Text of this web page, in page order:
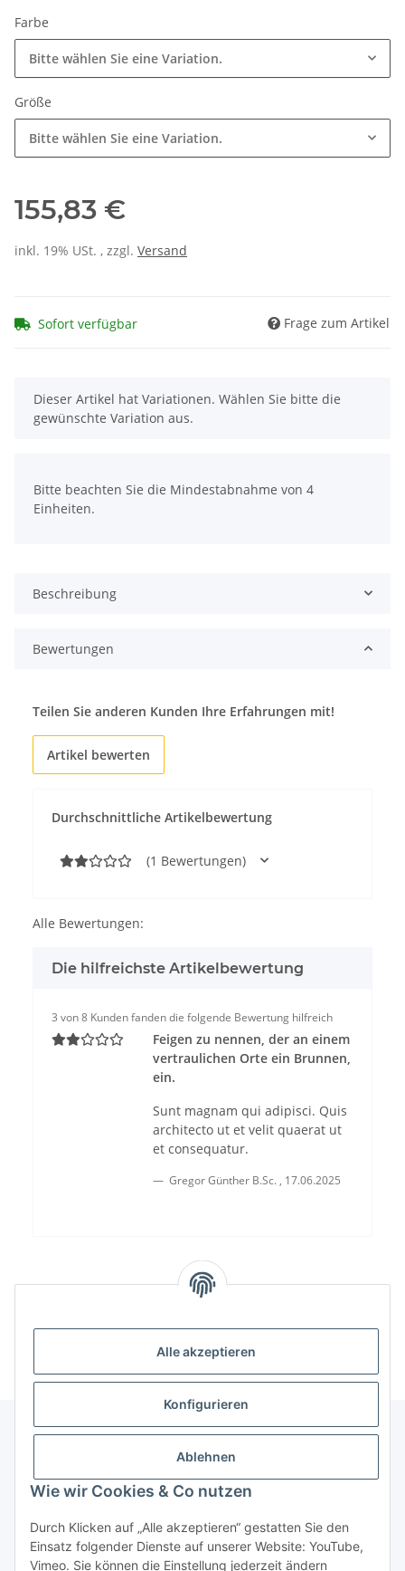
Alle akzeptieren
Konfigurieren
Ablehnen
Wie wir Cookies & Co nutzen
Durch Klicken auf „Alle akzeptieren“ gestatten Sie den
Einsatz folgender Dienste auf unserer Website: YouTube,
Vimeo. Sie können die Einstellung jederzeit ändern
Farbe
Bitte wählen Sie eine Variation.
Größe
Bitte wählen Sie eine Variation.
155,83 €
inkl. 19% USt. , zzgl. Versand
Sofort verfügbar Frage zum Artikel
x
Dieser Artikel hat Variationen. Wählen Sie bitte die
gewünschte Variation aus.
Bitte beachten Sie die Mindestabnahme von 4
Einheiten.
Beschreibung
Bewertungen
Durchschnittliche Artikelbewertung
(1 Bewertungen)
Teilen Sie anderen Kunden Ihre Erfahrungen mit!
Artikel bewerten
Alle Bewertungen:
Die hilfreichste Artikelbewertung
3 von 8 Kunden fanden die folgende Bewertung hilfreich
Feigen zu nennen, der an einem
vertraulichen Orte ein Brunnen,
ein.
Sunt magnam qui adipisci. Quis
architecto ut et velit quaerat ut
et consequatur.
Gregor Günther B.Sc. , 17.06.2025